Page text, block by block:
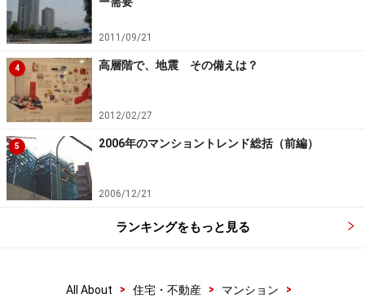
2011/09/21
4 高層階で、地震 その備えは？
2012/02/27
5 2006年のマンショントレンド総括（前編）
2006/12/21
ランキングをもっと見る
All About > 住宅・不動産 > マンション
>